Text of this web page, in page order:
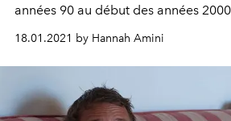
années 90 au début des années
18.01.2021 by Hannah Amini